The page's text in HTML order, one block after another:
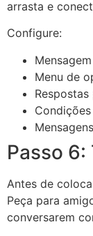
arrasta e
Configure:
Menu de
Passo
Antes de
Peça para
conversarem